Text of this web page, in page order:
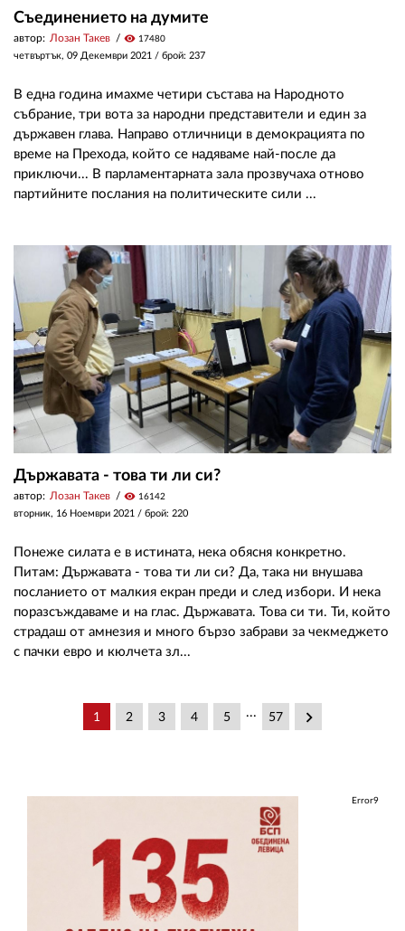
Съединението на думите
автор: Лозан Такев visibility 17480
четвъртък, 09 Декември 2021 / брой: 237
В една година имахме четири състава на Народното
събрание, три вота за народни представители и един за
държавен глава. Направо отличници в демокрацията по
време на Прехода, който се надяваме най-после да
приключи... В парламентарната зала прозвучаха отново
партийните послания на политическите сили ...
Държавата - това ти ли си?
автор: Лозан Такев visibility 16142
вторник, 16 Ноември 2021 / брой: 220
Понеже силата е в истината, нека обясня конкретно.
Питам: Държавата - това ти ли си? Да, така ни внушава
посланието от малкия екран преди и след избори. И нека
поразсъждаваме и на глас. Държавата. Това си ти. Ти, който
страдаш от амнезия и много бързо забрави за чекмеджето
с пачки евро и кюлчета зл...
1 2 3 4 5 ... 57 keyboard_arrow_right
Error9